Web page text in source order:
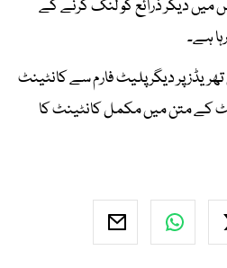
میں دیگر ذرائع کو لنک کرنے کے
ہے۔
پر دیگر پلیٹ فارم سے کانٹینٹ
کے متن میں مکمل کانٹینٹ کا